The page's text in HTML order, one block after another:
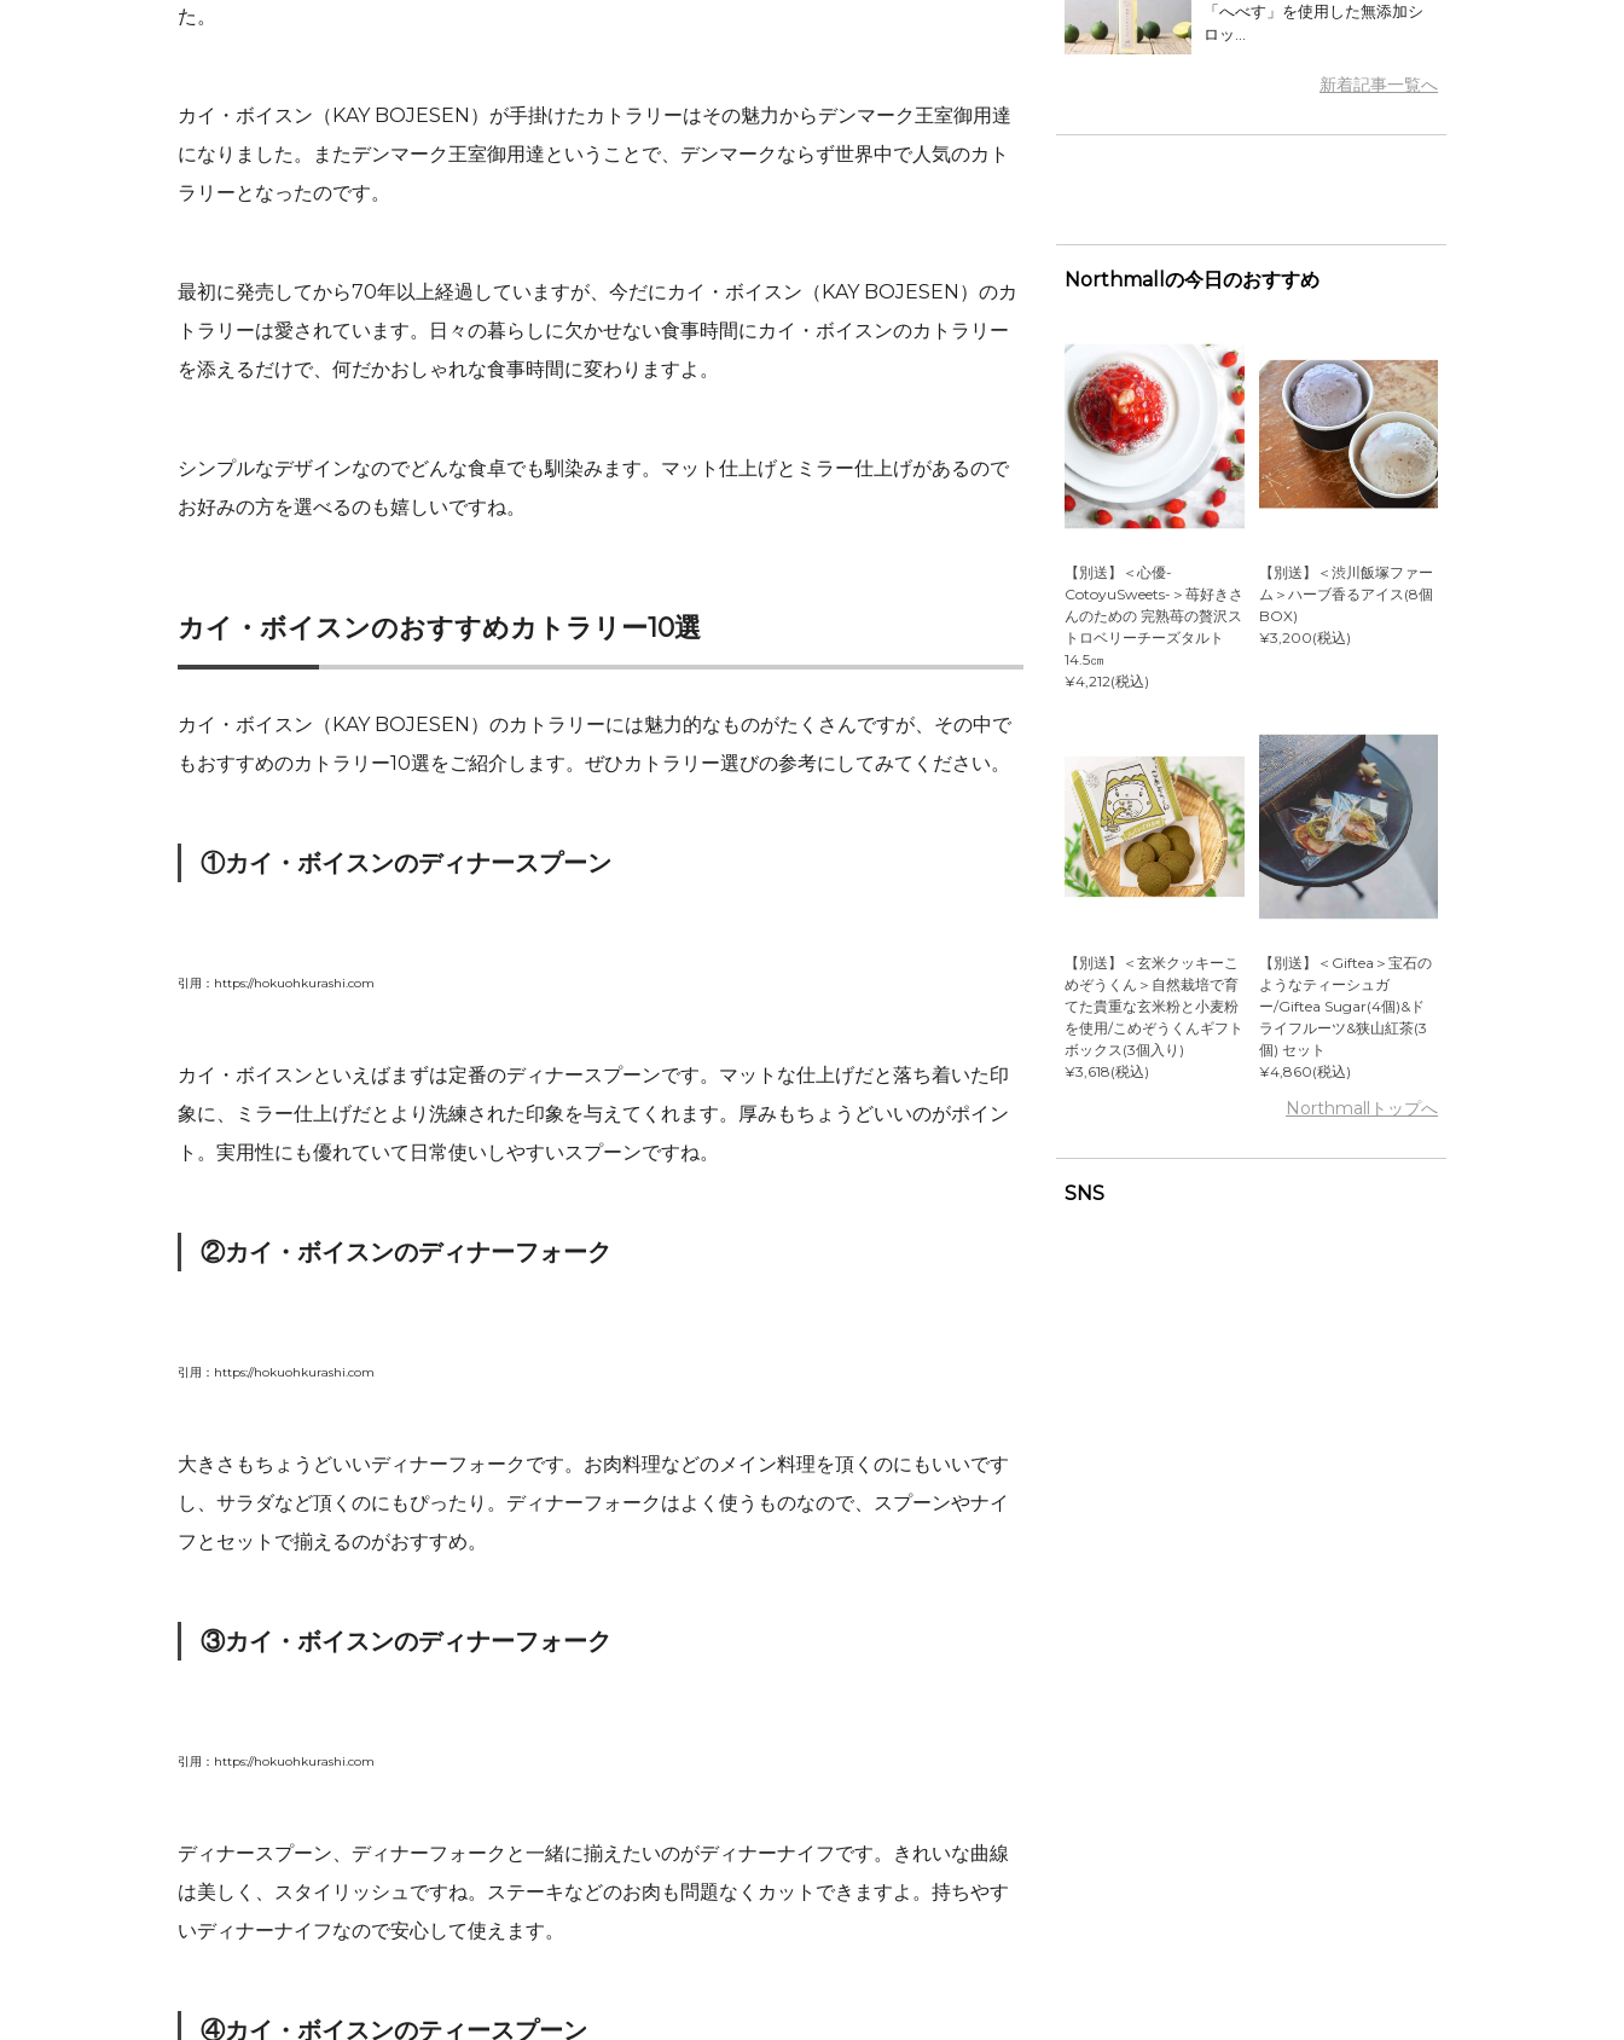
た。
カイ・ボイスン（KAY BOJESEN）が手掛けたカトラリーはその魅力からデンマーク王室御用達
になりました。またデンマーク王室御用達ということで、デンマークならず世界中で人気のカト
ラリーとなったのです。
最初に発売してから70年以上経過していますが、今だにカイ・ボイスン（KAY BOJESEN）のカ
トラリーは愛されています。日々の暮らしに欠かせない食事時間にカイ・ボイスンのカトラリー
を添えるだけで、何だかおしゃれな食事時間に変わりますよ。
シンプルなデザインなのでどんな食卓でも馴染みます。マット仕上げとミラー仕上げがあるので
お好みの方を選べるのも嬉しいですね。
カイ・ボイスンのおすすめカトラリー10選
カイ・ボイスン（KAY BOJESEN）のカトラリーには魅力的なものがたくさんですが、その中で
もおすすめのカトラリー10選をご紹介します。ぜひカトラリー選びの参考にしてみてください。
①カイ・ボイスンのディナースプーン
引用：https://hokuohkurashi.com
カイ・ボイスンといえばまずは定番のディナースプーンです。マットな仕上げだと落ち着いた印
象に、ミラー仕上げだとより洗練された印象を与えてくれます。厚みもちょうどいいのがポイン
ト。実用性にも優れていて日常使いしやすいスプーンですね。
②カイ・ボイスンのディナーフォーク
引用：https://hokuohkurashi.com
大きさもちょうどいいディナーフォークです。お肉料理などのメイン料理を頂くのにもいいです
し、サラダなど頂くのにもぴったり。ディナーフォークはよく使うものなので、スプーンやナイ
フとセットで揃えるのがおすすめ。
③カイ・ボイスンのディナーフォーク
引用：https://hokuohkurashi.com
ディナースプーン、ディナーフォークと一緒に揃えたいのがディナーナイフです。きれいな曲線
は美しく、スタイリッシュですね。ステーキなどのお肉も問題なくカットできますよ。持ちやす
いディナーナイフなので安心して使えます。
④カイ・ボイスンのティースプーン
「へべす」を使用した無添加シ
ロッ...
新着記事一覧へ
Northmallの今日のおすすめ
【別送】＜心優-
CotoyuSweets-＞苺好きさ
んのための 完熟苺の贅沢ス
トロベリーチーズタルト
14.5㎝
¥4,212(税込)
【別送】＜渋川飯塚ファー
ム＞ハーブ香るアイス(8個
BOX)
¥3,200(税込)
【別送】＜玄米クッキーこ
めぞうくん＞自然栽培で育
てた貴重な玄米粉と小麦粉
を使用/こめぞうくんギフト
ボックス(3個入り)
¥3,618(税込)
【別送】＜Giftea＞宝石の
ようなティーシュガ
ー/Giftea Sugar(4個)&ド
ライフルーツ&狭山紅茶(3
個) セット
¥4,860(税込)
Northmallトップへ
SNS